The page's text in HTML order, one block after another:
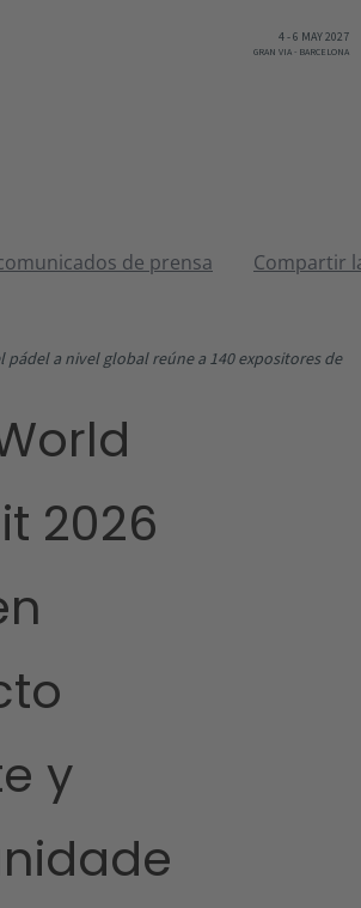
4-6 MAY 2027
GRAN VIA- BARCELONA
de prensa Compartir
pádel a nivel global reúne a 140 expositores de
2026
y